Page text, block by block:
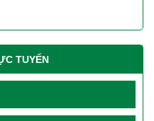
TUYẾN